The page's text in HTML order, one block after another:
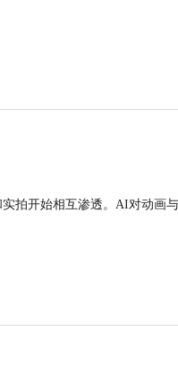
拍开始相互渗透。AI对动画